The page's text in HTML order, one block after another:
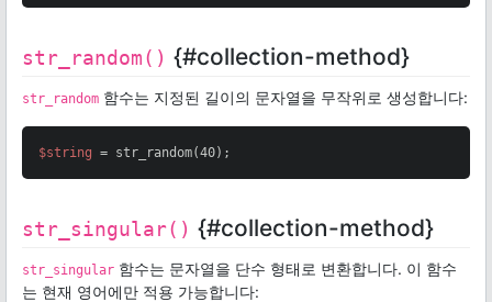
str_random() {#collection-method}
str_random 함수는 지정된 길이의 문자열을 무작위로 생성합니다:
$string = str_random(40);
str_singular() {#collection-method}
str_singular 함수는 문자열을 단수 형태로 변환합니다. 이 함수
는 현재 영어에만 적용 가능합니다: